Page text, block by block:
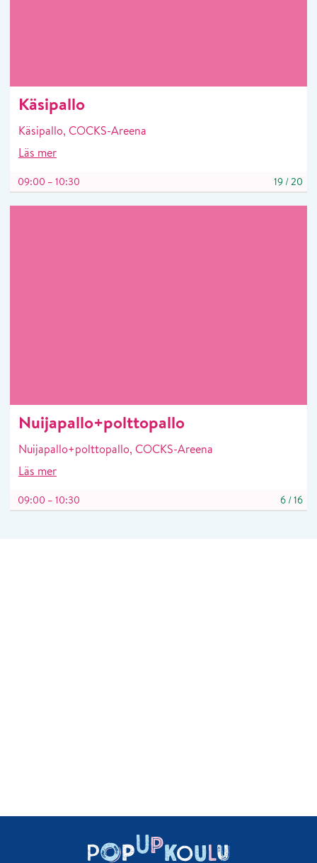
Käsipallo
Käsipallo, COCKS-Areena
Läs mer
09:00 – 10:30 19 /20
Nuijapallo+polttopallo
Nuijapallo+polttopallo, COCKS-Areena
Läs mer
09:00 – 10:30 6 /16